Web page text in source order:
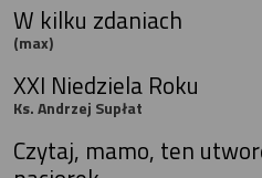
W kilku zdaniach
(max)
XXI Niedziela Roku
Ks. Andrzej Supłat
Czytaj, mamo, ten